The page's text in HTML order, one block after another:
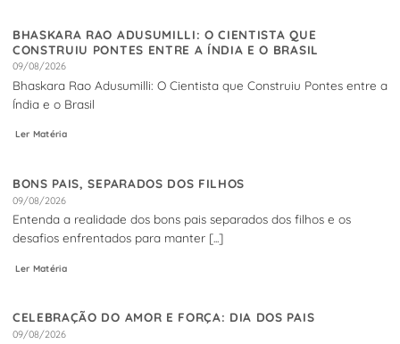
BHASKARA RAO ADUSUMILLI: O CIENTISTA QUE
CONSTRUIU PONTES ENTRE A ÍNDIA E O BRASIL
09/08/2026
Bhaskara Rao Adusumilli: O Cientista que Construiu Pontes entre a
Índia e o Brasil
Ler Matéria
BONS PAIS, SEPARADOS DOS FILHOS
09/08/2026
Entenda a realidade dos bons pais separados dos filhos e os
desafios enfrentados para manter [...]
Ler Matéria
CELEBRAÇÃO DO AMOR E FORÇA: DIA DOS PAIS
09/08/2026